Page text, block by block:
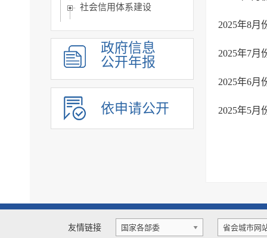
社会信用体系建设
行政处罚强制信息
权责清单
人事信息
公共企事业单位专题
政府信息
公开年报
依申请公开
2025年8月
2025年7月
2025年6月
2025年5月